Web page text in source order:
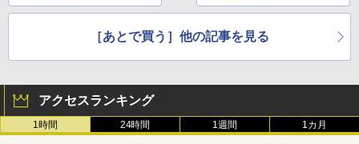
［あとで買う］他の記事を見る
アクセスランキング
1時間 24時間 1週間 1カ月